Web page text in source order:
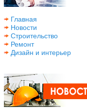
Главная
Новости
Строительство
Ремонт
Дизайн и интерьер